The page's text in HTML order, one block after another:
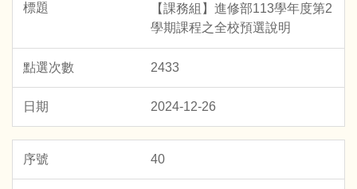
【課務組】進修部113學年度第2
學期課程之全校預選說明
2433
2024-12-26
40